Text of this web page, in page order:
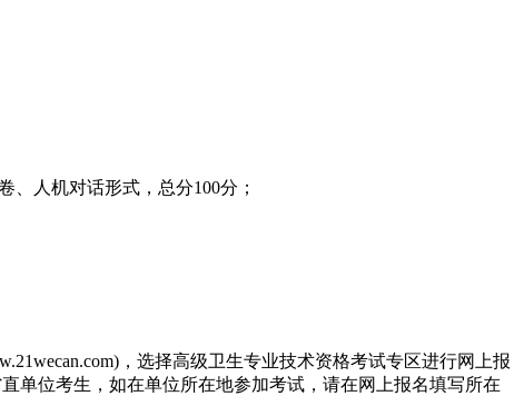
人机对话形式，总分100分；
，选择高级卫生专业技术资格考试专区进行网上报
单位考生，如在单位所在地参加考试，请在网上报名填写所在